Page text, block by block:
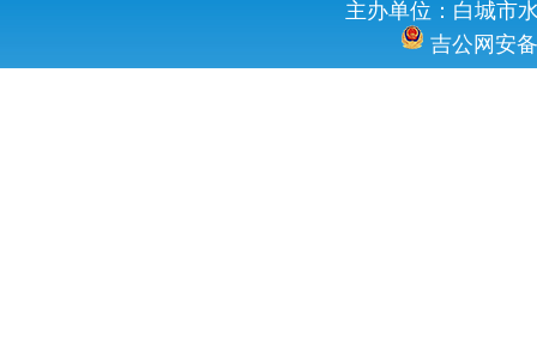
主办单位：白城
吉公网安